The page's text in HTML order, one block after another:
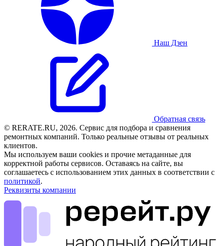
Наш Дзен
Обратная связь
© RERATE.RU, 2026. Сервис для подбора и сравнения
ремонтных компаний. Только реальные отзывы от реальных
клиентов.
Мы используем ваши cookies и прочие метаданные для
корректной работы сервисов. Оставаясь на сайте, вы
соглашаетесь с использованием этих данных в соответствии с
политикой.
Реквизиты компании